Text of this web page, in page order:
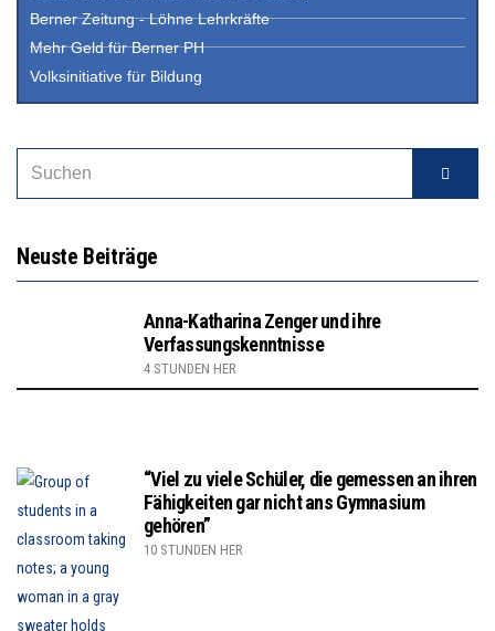
Berner Zeitung - Löhne Lehrkräfte
Mehr Geld für Berner PH
Volksinitiative für Bildung
Neuste Beiträge
Anna-Katharina Zenger und ihre
Verfassungskenntnisse
4 STUNDEN HER
“Viel zu viele Schüler, die gemessen an ihren
Fähigkeiten gar nicht ans Gymnasium
gehören”
10 STUNDEN HER